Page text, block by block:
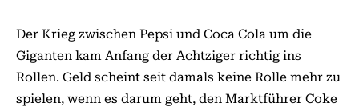
Der Krieg zwischen Pepsi und Coca Cola um die
Giganten kam Anfang der Achtziger richtig ins
Rollen. Geld scheint seit damals keine Rolle mehr zu
spielen, wenn es darum geht, den Marktführer Coke